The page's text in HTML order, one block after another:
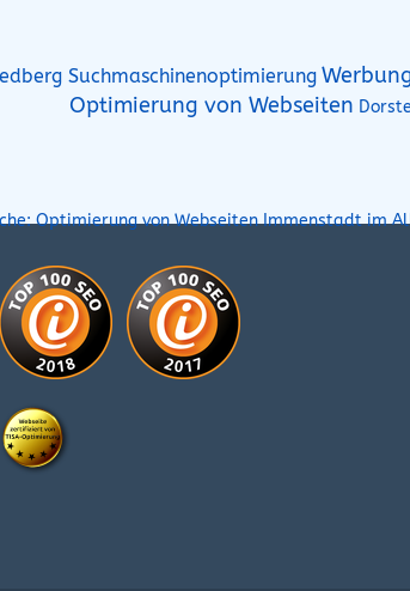
Suchmaschinenoptimierung
Optimierung von Webseiten
Optimierung von Webseiten Immenstadt im